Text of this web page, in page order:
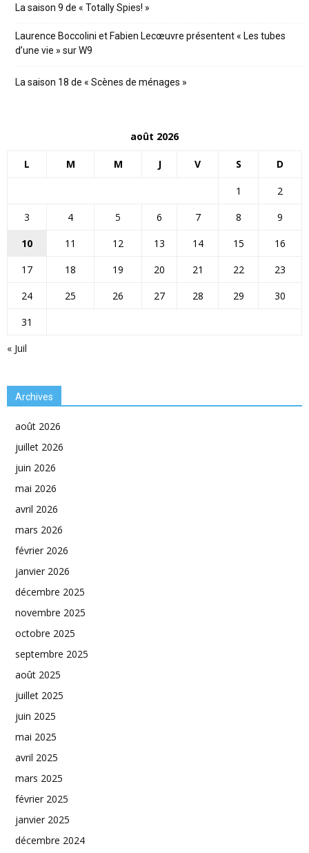
La saison 9 de « Totally Spies! »
Laurence Boccolini et Fabien Lecœuvre présentent « Les tubes
d’une vie » sur W9
La saison 18 de « Scènes de ménages »
août 2026
L M M J V S D
« Juil
1
2
3
4 5 6 7 8
9
10
11 12 13 14 15
16
17
18 19 20 21 22
23
24
25 26 27 28 29
30
31
Archives
août 2026
juillet 2026
juin 2026
mai 2026
avril 2026
mars 2026
février 2026
janvier 2026
décembre 2025
novembre 2025
octobre 2025
septembre 2025
août 2025
juillet 2025
juin 2025
mai 2025
avril 2025
mars 2025
février 2025
janvier 2025
décembre 2024